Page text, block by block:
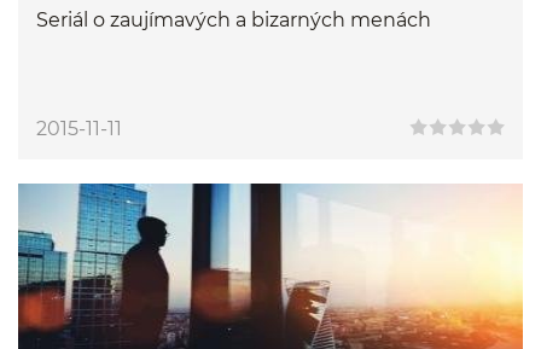
Seriál o zaujímavých a bizarných menách
2015-11-11